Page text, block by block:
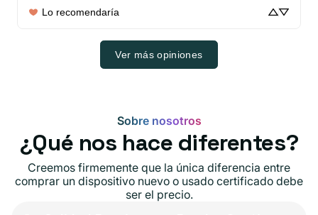
Lo recomendaría
Ver más opiniones
Sobre nosotros
¿Qué nos hace diferentes?
Creemos firmemente que la única diferencia entre
comprar un dispositivo nuevo o usado certificado debe
ser el precio.